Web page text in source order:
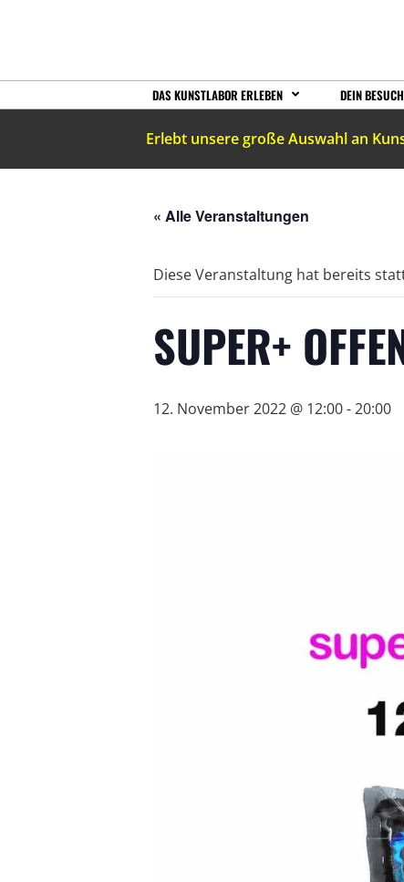
DAS KUNSTLABOR ERLEBEN DEIN BESUCH
Erlebt unsere große Auswahl an
« Alle Veranstaltungen
Diese Veranstaltung hat bereits
SUPER+
12. November 2022 @ 12:00-20:00